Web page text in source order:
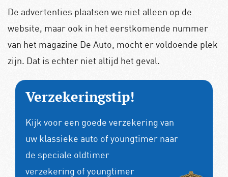
De advertenties plaatsen we niet alleen op de
website, maar ook in het eerstkomende nummer
van het magazine De Auto, mocht er voldoende plek
zijn. Dat is echter niet altijd het geval.
Verzekeringstip!
Kijk voor een goede verzekering van
uw klassieke auto of youngtimer naar
de speciale oldtimer
verzekering of youngtimer